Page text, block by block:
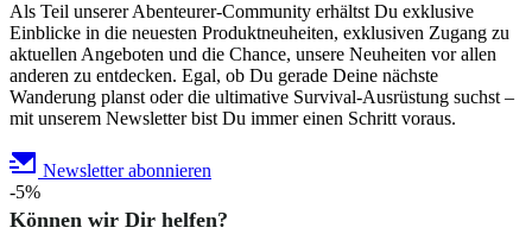
Als Teil unserer Abenteurer-Community erhältst Du exklusive
Einblicke in die neuesten Produktneuheiten, exklusiven Zugang zu
aktuellen Angeboten und die Chance, unsere Neuheiten vor allen
anderen zu entdecken. Egal, ob Du gerade Deine nächste
Wanderung planst oder die ultimative Survival-Ausrüstung suchst –
mit unserem Newsletter bist Du immer einen Schritt voraus.
Newsletter abonnieren
-5%
Können wir Dir helfen?